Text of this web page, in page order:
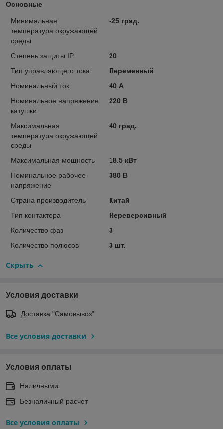
Основные
Минимальная
температура окружающей
среды
-25 град.
Степень защиты IP
20
Тип управляющего тока
Переменный
Номинальный ток
40 А
Номинальное напряжение
катушки
220 В
Максимальная
температура окружающей
среды
40 град.
Максимальная мощность
18.5 кВт
Номинальное рабочее
напряжение
380 В
Страна производитель
Китай
Тип контактора
Нереверсивный
Количество фаз
3
Количество полюсов
3 шт.
Скрыть
Условия доставки
Доставка "Самовывоз"
Все условия доставки
Условия оплаты
Наличными
Безналичный расчет
Все условия оплаты